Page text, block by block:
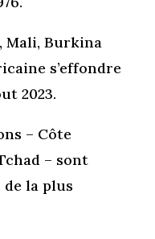
Mali, Burkina
s’effondre
2023.
– Côte
– sont
de la plus